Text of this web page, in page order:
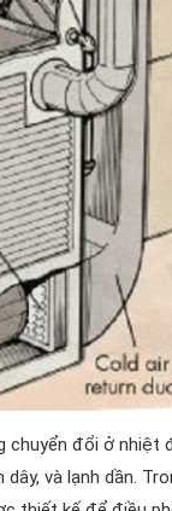
chuyển đổi ở
và lạnh dần.